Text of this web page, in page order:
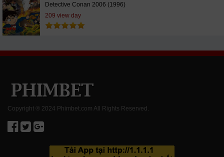
Detective Conan 2006 (1996)
209 view day
Copyright ® 2024 Phimbet.com All Rights Reserved.